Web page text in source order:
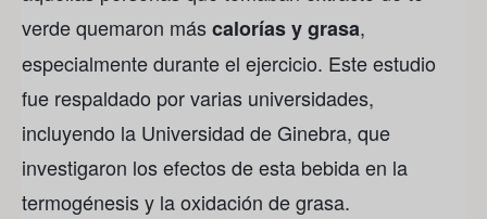
verde quemaron máscalorías y grasa,
especialmente durante el ejercicio. Este estudio
fue respaldado por varias universidades,
incluyendo la Universidad de Ginebra, que
investigaron los efectos de esta bebida en la
termogénesis y la oxidación de grasa.